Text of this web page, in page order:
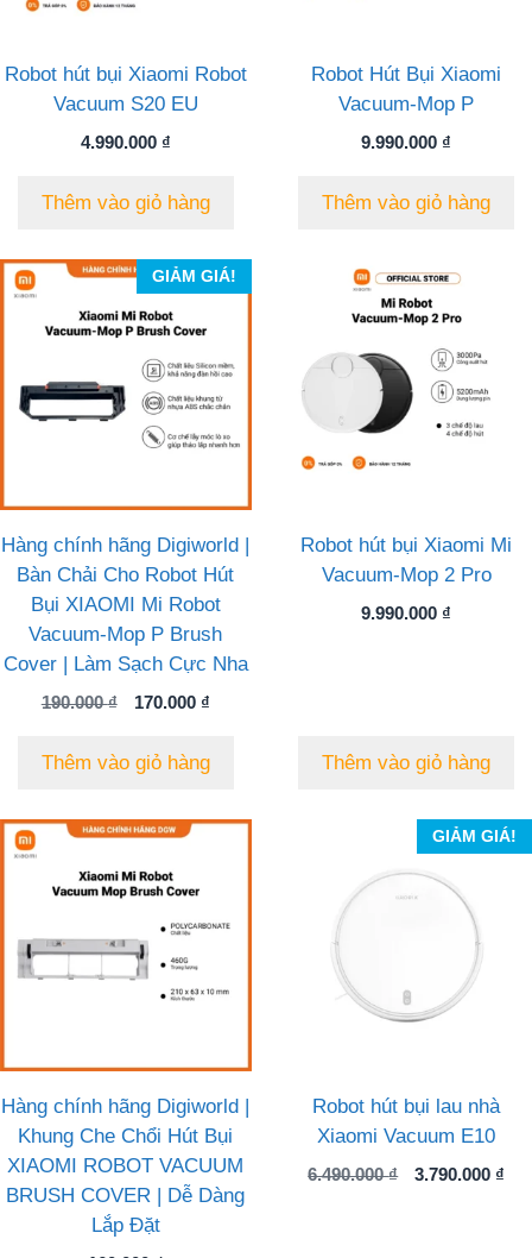
Robot hút bụi Xiaomi Robot
Vacuum S20 EU
4.990.000 ₫
Thêm vào giỏ hàng
Robot Hút Bụi Xiaomi
Vacuum-Mop P
9.990.000 ₫
Thêm vào giỏ hàng
GIẢM GIÁ!
Hàng chính hãng Digiworld |
Bàn Chải Cho Robot Hút
Bụi XIAOMI Mi Robot
Vacuum‐Mop P Brush
Cover | Làm Sạch Cực Nha
190.000₫
Giá
là:
190.000 ₫.
170.000 ₫Giá
là:
Thêm vào giỏ hàng
Robot hút bụi Xiaomi Mi
Vacuum-Mop 2 Pro
9.990.000 ₫
Thêm vào giỏ hàng
Hàng chính hãng Digiworld |
Khung Che Chổi Hút Bụi
XIAOMI ROBOT VACUUM
BRUSH COVER | Dễ Dàng
Lắp Đặt
GIẢM GIÁ!
Robot hút bụi lau nhà
Xiaomi Vacuum E10
6.490.000₫
Giá
3.790.000 ₫